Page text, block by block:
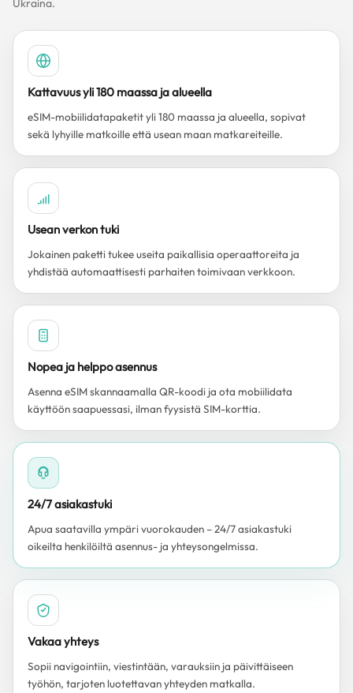
Ukraina.
Kattavuus yli 180 maassa ja alueella
eSIM-mobiilidatapaketit yli 180 maassa ja alueella, sopivat
sekä lyhyille matkoille että usean maan matkareiteille.
Usean verkon tuki
Jokainen paketti tukee useita paikallisia operaattoreita ja
yhdistää automaattisesti parhaiten toimivaan verkkoon.
Nopea ja helppo asennus
Asenna eSIM skannaamalla QR-koodi ja ota mobiilidata
käyttöön saapuessasi, ilman fyysistä SIM-korttia.
24/7 asiakastuki
Apua saatavilla ympäri vuorokauden – 24/7 asiakastuki
oikeilta henkilöiltä asennus- ja yhteysongelmissa.
Vakaa yhteys
Sopii navigointiin, viestintään, varauksiin ja päivittäiseen
työhön, tarjoten luotettavan yhteyden matkalla.